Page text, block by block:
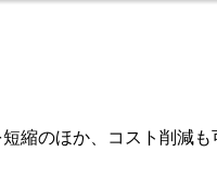
縮のほか、コスト削減も